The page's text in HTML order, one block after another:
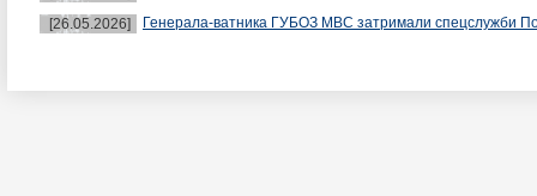
[26.05.2026]
Генерала-ватника ГУБОЗ МВС затримали спецслужби